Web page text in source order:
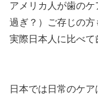
アメリカ人が歯の
過ぎ？）ご存じの方
実際日本人に比べて
日本では日常のケ